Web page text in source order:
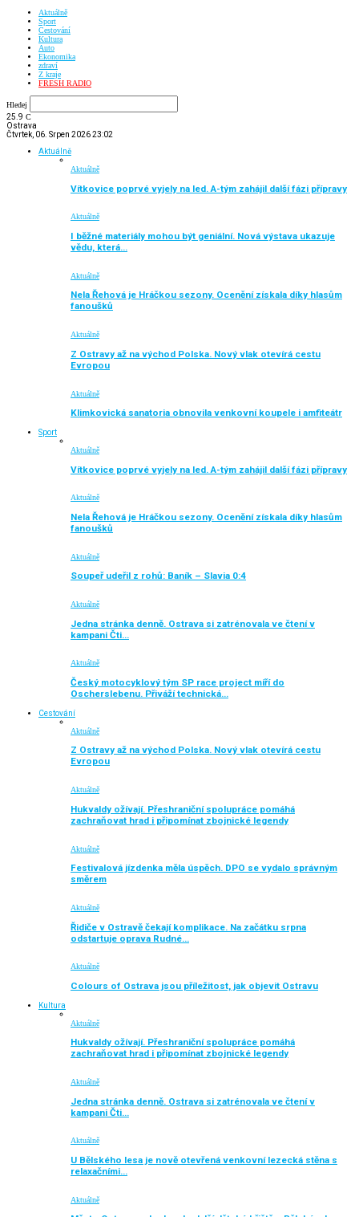
Aktuálně
Sport
Cestování
Kultura
Auto
Ekonomika
zdraví
Z kraje
FRESH RADIO
Hledej
25.9 C
Ostrava
Čtvrtek, 06. Srpen 2026 23:02
Aktuálně
Aktuálně
Vítkovice poprvé vyjely na led. A-tým zahájil další fázi přípravy
Aktuálně
I běžné materiály mohou být geniální. Nová výstava ukazuje
vědu, která…
Aktuálně
Nela Řehová je Hráčkou sezony. Ocenění získala díky hlasům
fanoušků
Aktuálně
Z Ostravy až na východ Polska. Nový vlak otevírá cestu
Evropou
Aktuálně
Klimkovická sanatoria obnovila venkovní koupele i amfiteátr
Sport
Aktuálně
Vítkovice poprvé vyjely na led. A-tým zahájil další fázi přípravy
Aktuálně
Nela Řehová je Hráčkou sezony. Ocenění získala díky hlasům
fanoušků
Aktuálně
Soupeř udeřil z rohů: Baník – Slavia 0:4
Aktuálně
Jedna stránka denně. Ostrava si zatrénovala ve čtení v
kampani Čti…
Aktuálně
Český motocyklový tým SP race project míří do
Oscherslebenu. Přiváží technická…
Cestování
Aktuálně
Z Ostravy až na východ Polska. Nový vlak otevírá cestu
Evropou
Aktuálně
Hukvaldy ožívají. Přeshraniční spolupráce pomáhá
zachraňovat hrad i připomínat zbojnické legendy
Aktuálně
Festivalová jízdenka měla úspěch. DPO se vydalo správným
směrem
Aktuálně
Řidiče v Ostravě čekají komplikace. Na začátku srpna
odstartuje oprava Rudné…
Aktuálně
Colours of Ostrava jsou příležitost, jak objevit Ostravu
Kultura
Aktuálně
Hukvaldy ožívají. Přeshraniční spolupráce pomáhá
zachraňovat hrad i připomínat zbojnické legendy
Aktuálně
Jedna stránka denně. Ostrava si zatrénovala ve čtení v
kampani Čti…
Aktuálně
U Bělského lesa je nově otevřená venkovní lezecká stěna s
relaxačními…
Aktuálně